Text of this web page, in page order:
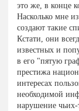
это же, в конце
Насколько мне
создают такие
Кстати, они
известных и
в его "пятую
престижа
интересах
необходимой
нарушение чьих-